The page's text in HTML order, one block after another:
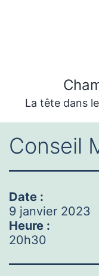
La tête dans
Conseil
Date :
9 janvier 2023
Heure :
20h30